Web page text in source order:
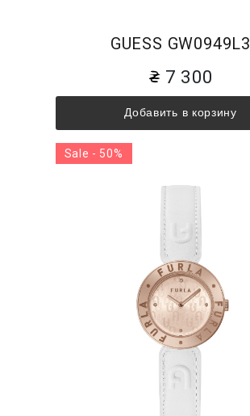
GUESS GW0949L3
7 300
Добавить в корзину
Sale - 50%